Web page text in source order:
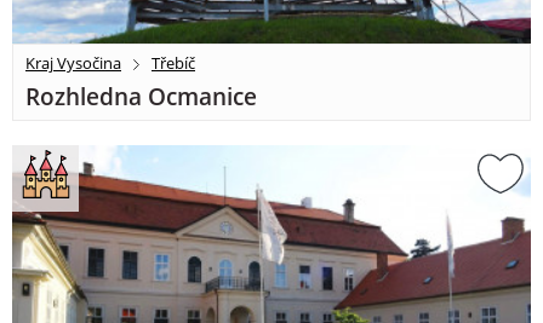
Kraj Vysočina Třebíč
Rozhledna Ocmanice